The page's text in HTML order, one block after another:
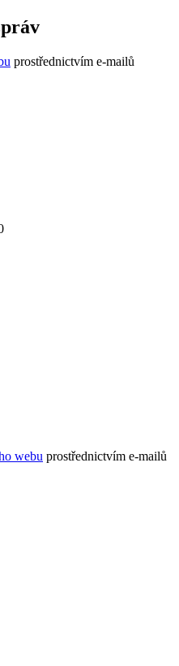
prostřednictvím e-mailů
webu prostřednictvím e-mailů